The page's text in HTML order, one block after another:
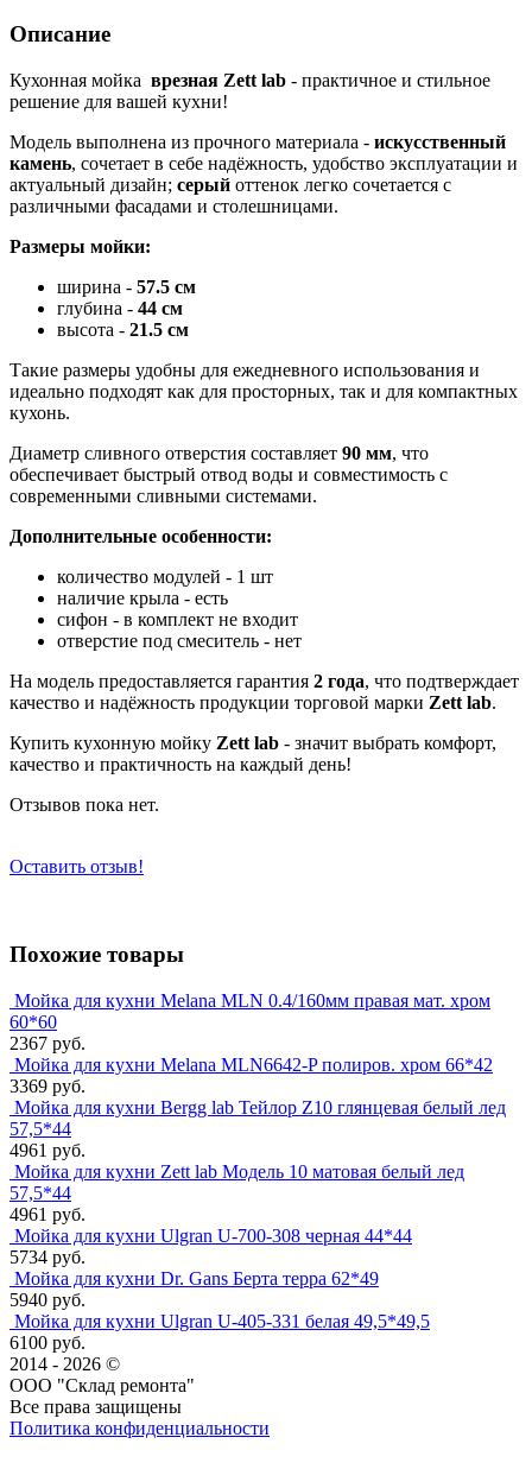
Описание
Кухонная мойка врезная Zett lab - практичное и стильное
решение для вашей кухни!
Модель выполнена из прочного материала - искусственный
камень, сочетает в себе надёжность, удобство эксплуатации и
актуальный дизайн; серый оттенок легко сочетается с
различными фасадами и столешницами.
Размеры мойки:
ширина - 57.5 см
глубина - 44 см
высота - 21.5 см
Такие размеры удобны для ежедневного использования и
идеально подходят как для просторных, так и для компактных
кухонь.
Диаметр сливного отверстия составляет 90 мм, что
обеспечивает быстрый отвод воды и совместимость с
современными сливными системами.
Дополнительные особенности:
количество модулей - 1 шт
наличие крыла - есть
сифон - в комплект не входит
отверстие под смеситель - нет
На модель предоставляется гарантия 2 года, что подтверждает
качество и надёжность продукции торговой марки Zett lab.
Купить кухонную мойку Zett lab - значит выбрать комфорт,
качество и практичность на каждый день!
Отзывов пока нет.
Оставить отзыв!
Похожие товары
Мойка для кухни Melana MLN 0.4/160мм правая мат. хром
60*60
2367 руб.
Мойка для кухни Melana MLN6642-P полиров. хром 66*42
3369 руб.
Мойка для кухни Bergg lab Тейлор Z10 глянцевая белый лед
57,5*44
4961 руб.
Мойка для кухни Zett lab Модель 10 матовая белый лед
57,5*44
4961 руб.
Мойка для кухни Ulgran U-700-308 черная 44*44
5734 руб.
Мойка для кухни Dr. Gans Берта терра 62*49
5940 руб.
Мойка для кухни Ulgran U-405-331 белая 49,5*49,5
6100 руб.
2014 - 2026 ©
ООО "Склад ремонта"
Все права защищены
Политика конфиденциальности